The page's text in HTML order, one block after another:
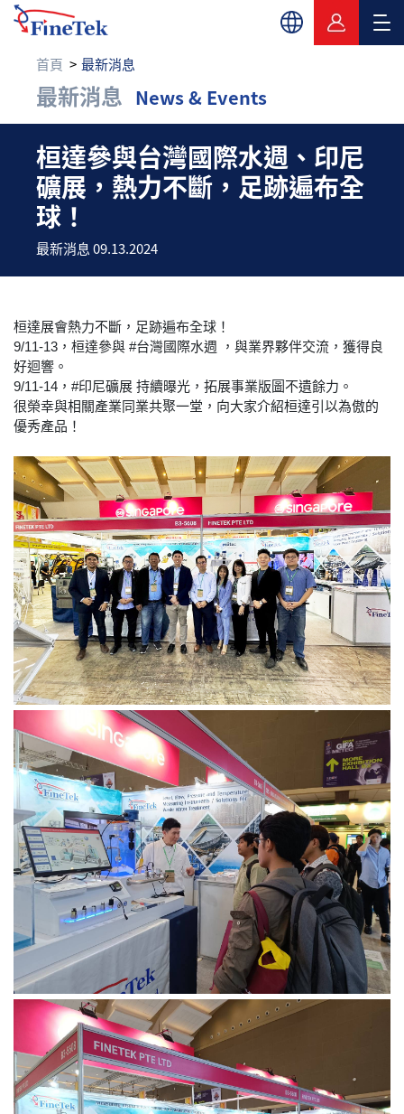
首頁 最新消息
最新消息 News & Events
桓達參與台灣國際水
桓達參與台灣國際水週、印尼
礦展，熱力不斷，足跡遍布全
球！
最新消息 09.13.2024
桓達展會熱力不斷，足跡遍布全球！
9/11-13，桓達參與 #台灣國際水週 ，與業界夥伴交流，獲得良
好迴響。
9/11-14，#印尼礦展 持續曝光，拓展事業版圖不遺餘力。
很榮幸與相關產業同業共聚一堂，向大家介紹桓達引以為傲的
優秀產品！